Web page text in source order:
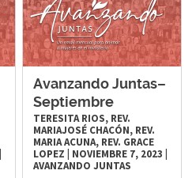
Avanzando Juntas–
Septiembre
TERESITA RIOS, REV.
MARIAJOSÉ CHACÓN, REV.
MARIA ACUNA, REV. GRACE
LOPEZ
NOVIEMBRE 7, 2023
AVANZANDO JUNTAS